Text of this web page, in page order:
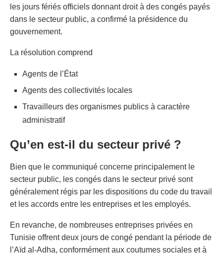
les jours fériés officiels donnant droit à des congés payés
dans le secteur public, a confirmé la présidence du
gouvernement.
La résolution comprend
Agents de l’État
Agents des collectivités locales
Travailleurs des organismes publics à caractère
administratif
Qu’en est-il du secteur privé ?
Bien que le communiqué concerne principalement le
secteur public, les congés dans le secteur privé sont
généralement régis par les dispositions du code du travail
et les accords entre les entreprises et les employés.
En revanche, de nombreuses entreprises privées en
Tunisie offrent deux jours de congé pendant la période de
l’Aïd al-Adha, conformément aux coutumes sociales et à